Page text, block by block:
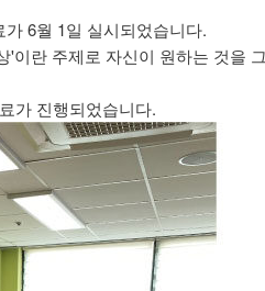
6월 1일 실시되었습니다.
'이란 주제로 자신이 원하는 것을
가 진행되었습니다.